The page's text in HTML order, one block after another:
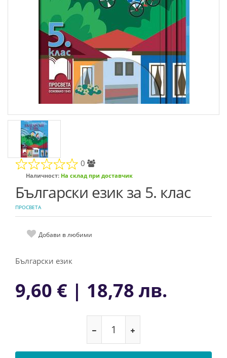
0
Наличност: На склад при доставчик
Български език за 5. клас
ПРОСВЕТА
Добави в любими
Български език
9,60 € | 18,78 лв.